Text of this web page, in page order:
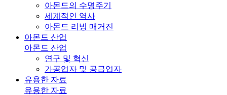
아몬드의 수명주기
세계적인 역사
아몬드 리빙 매거진
아몬드 산업
아몬드 산업
연구 및 혁신
가공업자 및 공급업자
유용한 자료
유용한 자료